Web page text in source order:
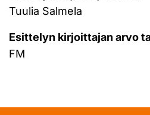
Tuulia Salmela
Esittelyn kirjoittajan arvo
FM